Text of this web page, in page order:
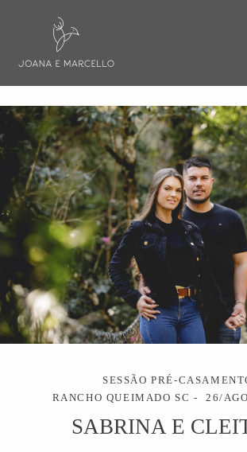
SESSÃO PRÉ-
RANCHO QUEIMADO SC
26/
SABRINA E